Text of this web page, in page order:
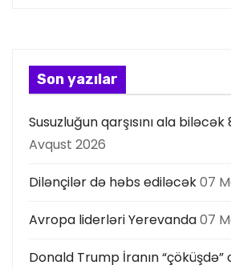
s
ı
Son yazılar
Susuzluğun qarşısını ala biləcək
Avqust 2026
Dilənçilər də həbs ediləcək07
Avropa liderləri Yerevanda07
Donald Trump İranın